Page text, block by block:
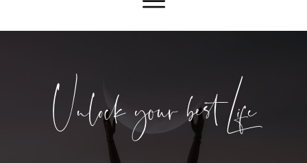
Unlock your best Life